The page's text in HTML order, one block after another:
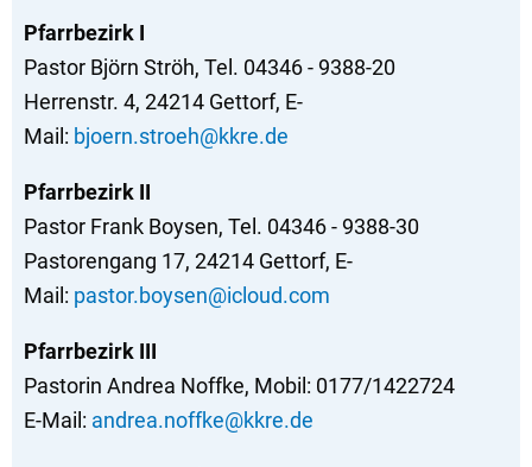
Pfarrbezirk I
Pastor Björn Ströh, Tel. 04346 - 9388-20
Herrenstr. 4, 24214 Gettorf, E-
Mail: bjoern.stroeh@kkre.de
Pfarrbezirk II
Pastor Frank Boysen, Tel. 04346 - 9388-30
Pastorengang 17, 24214 Gettorf, E-
Mail: pastor.boysen@icloud.com
Pfarrbezirk III
Pastorin Andrea Noffke, Mobil: 0177/1422724
E-Mail: andrea.noffke@kkre.de